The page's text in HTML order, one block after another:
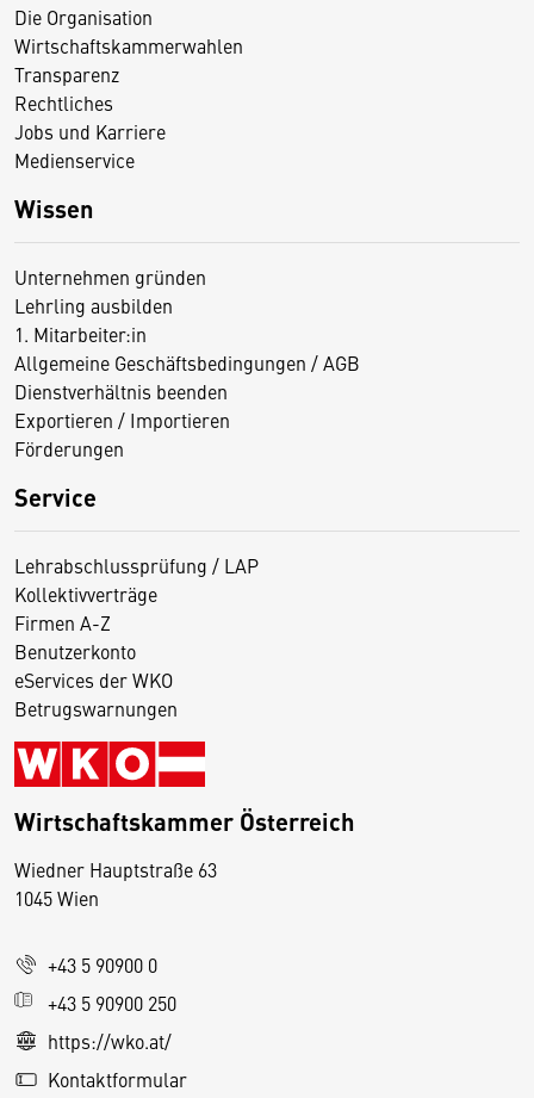
Die Organisation
Wirtschaftskammerwahlen
Transparenz
Rechtliches
Jobs und Karriere
Medienservice
Wissen
Unternehmen gründen
Lehrling ausbilden
1. Mitarbeiter:in
Allgemeine Geschäftsbedingungen / AGB
Dienstverhältnis beenden
Exportieren / Importieren
Förderungen
Service
Lehrabschlussprüfung / LAP
Kollektivverträge
Firmen A-Z
Benutzerkonto
eServices der WKO
Betrugswarnungen
Wirtschaftskammer Österreich
Wiedner Hauptstraße 63
1045 Wien
+43 5 90900 0
+43 5 90900 250
https://wko.at/
Kontaktformular
D
s
e
S
e